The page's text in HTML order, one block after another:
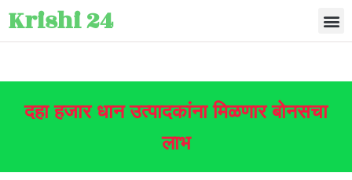
Krishi 24
दहा हजार धान उत्पादकांना मिळणार बोनसचा
लाभ